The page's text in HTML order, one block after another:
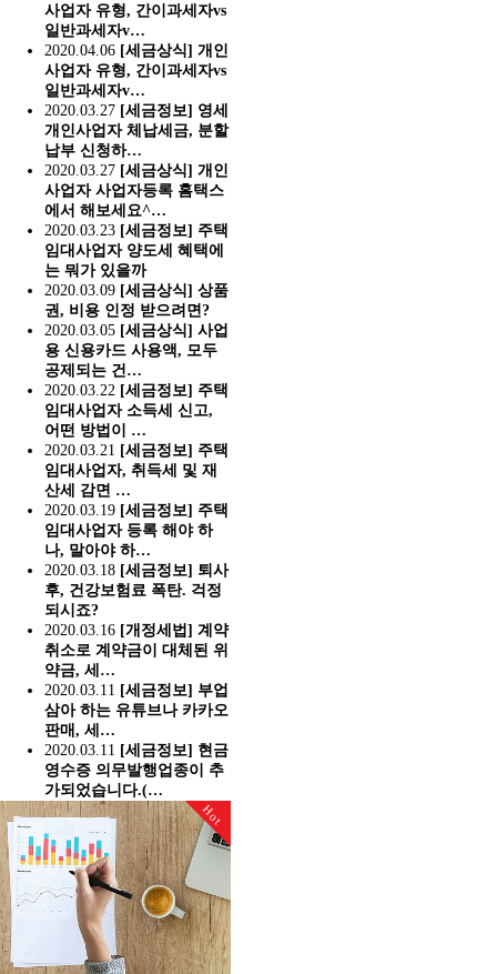
사업자 유형, 간이과세자vs
일반과세자v…
2020.04.06 [세금상식] 개인
사업자 유형, 간이과세자vs
일반과세자v…
2020.03.27 [세금정보] 영세
개인사업자 체납세금, 분할
납부 신청하…
2020.03.27 [세금상식] 개인
사업자 사업자등록 홈택스
에서 해보세요^…
2020.03.23 [세금정보] 주택
임대사업자 양도세 혜택에
는 뭐가 있을까
2020.03.09 [세금상식] 상품
권, 비용 인정 받으려면?
2020.03.05 [세금상식] 사업
용 신용카드 사용액, 모두
공제되는 건…
2020.03.22 [세금정보] 주택
임대사업자 소득세 신고,
어떤 방법이 …
2020.03.21 [세금정보] 주택
임대사업자, 취득세 및 재
산세 감면 …
2020.03.19 [세금정보] 주택
임대사업자 등록 해야 하
나, 말아야 하…
2020.03.18 [세금정보] 퇴사
후, 건강보험료 폭탄. 걱정
되시죠?
2020.03.16 [개정세법] 계약
취소로 계약금이 대체된 위
약금, 세…
2020.03.11 [세금정보] 부업
삼아 하는 유튜브나 카카오
판매, 세…
2020.03.11 [세금정보] 현금
영수증 의무발행업종이 추
가되었습니다.(…
Hot